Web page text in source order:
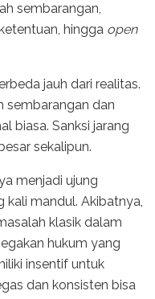
sembarangan,
hingga open
jauh dari realitas.
sembarangan dan
biasa. Sanksi jarang
sekalipun.
menjadi ujung
kali mandul. Akibatnya,
klasik dalam
hukum yang
insentif untuk
dan konsisten bisa